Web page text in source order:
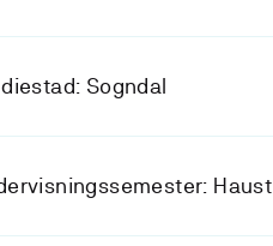
Sogndal
Haust